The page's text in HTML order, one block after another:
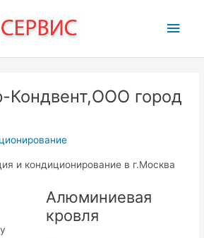
Кондвент,ООО город
и кондиционирование в г.Москва
Алюминиевая
кровля